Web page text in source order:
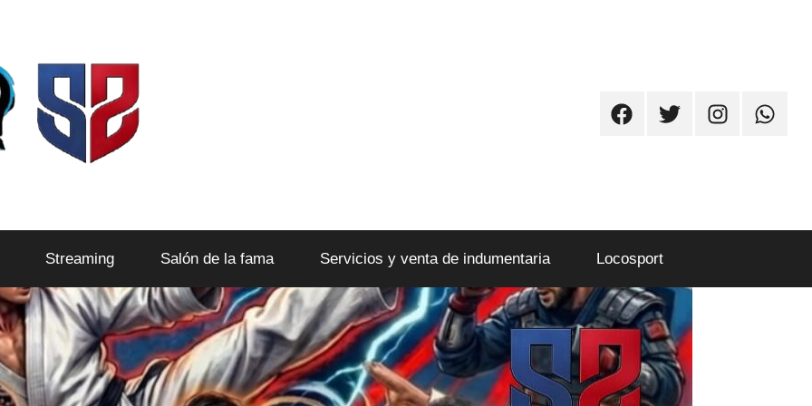
FacebookTwitter Instagram
Streaming Salón de la fama Servicios y venta de indumentaria Locosport